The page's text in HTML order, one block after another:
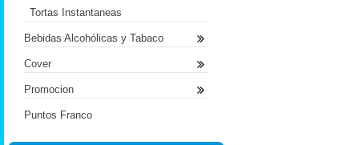
Tortas Instantaneas
Bebidas Alcohólicas y Tabaco
Cover
Promocion
Puntos Franco